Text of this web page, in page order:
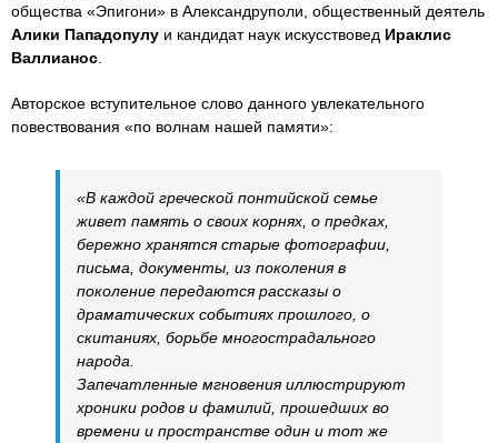
общества «Эпигони» в Александруполи, общественный деятель
Алики Пападопулу и кандидат наук искусствовед Ираклис
Валлианос
Авторское вступительное слово данного увлекательного
повествования «по волнам нашей памяти»:
«В каждой греческой понтийской семье
живет память о своих корнях, о предках,
бережно хранятся старые фотографии,
письма, документы, из поколения в
поколение передаются рассказы о
драматических событиях прошлого, о
скитаниях, борьбе многострадального
народа.
Запечатленные мгновения иллюстрируют
хроники родов и фамилий, прошедших во
времени и пространстве один и тот же